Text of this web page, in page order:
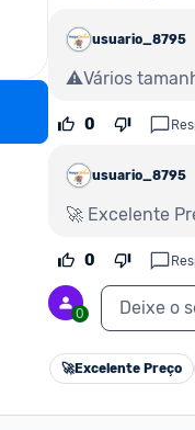
usuario_8795
⚠️Vários
0
usuario_8795
🚀 Excelente
0
0 Deixe o
🚀Excelente Preço